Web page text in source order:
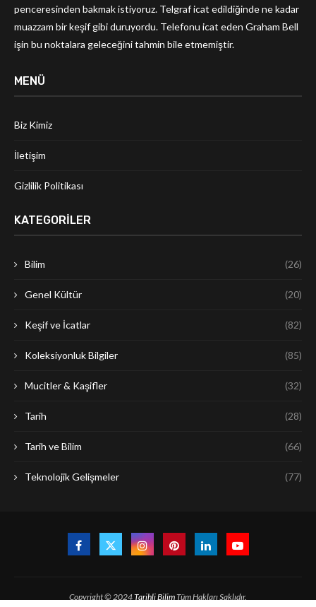
penceresinden bakmak istiyoruz. Telgraf icat edildiğinde ne kadar
muazzam bir keşif gibi duruyordu. Telefonu icat eden Graham Bell
işin bu noktalara geleceğini tahmin bile etmemiştir.
MENÜ
Biz Kimiz
İletişim
Gizlilik Politikası
KATEGORILER
Bilim (26)
Genel Kültür (20)
Keşif ve İcatlar (82)
Koleksiyonluk Bilgiler (85)
Mucitler & Kaşifler (32)
Tarih (28)
Tarih ve Bilim (66)
Teknolojik Gelişmeler (77)
Copyright © 2024Tarihli BilimTüm Hakları Saklıdır.